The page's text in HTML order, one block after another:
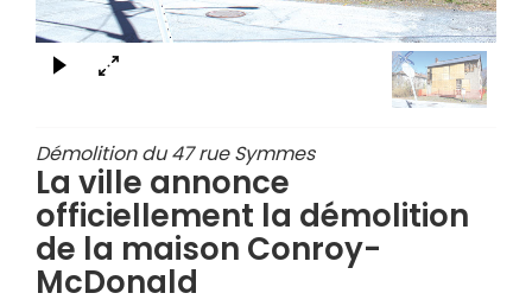
×
Démolition du 47 rue Symmes
La ville annonce
officiellement la démolition
de la maison Conroy-
McDonald